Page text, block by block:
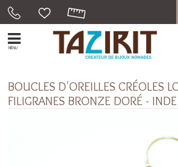
MENU
BOUCLES D'OREILLES CRÉOLES
FILIGRANES BRONZE DORÉ -